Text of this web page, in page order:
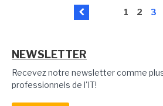
1 2 3
NEWSLETTER
Recevez notre newsletter comme
professionnels de l'IT!